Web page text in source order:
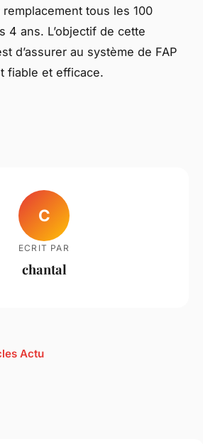
tous les 100
4 ans. L’objectif de cette
d’assurer au système de FAP
fiable et efficace.
C
ECRIT PAR
chantal
Actu